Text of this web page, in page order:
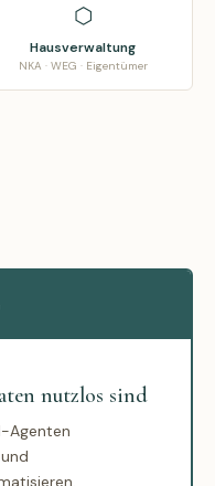
⬡
Hausverwaltung
NKA · WEG · Eigentümer
nutzlos sind
Agenten